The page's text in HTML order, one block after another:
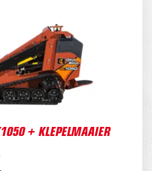
+ KLEPELMAAIER